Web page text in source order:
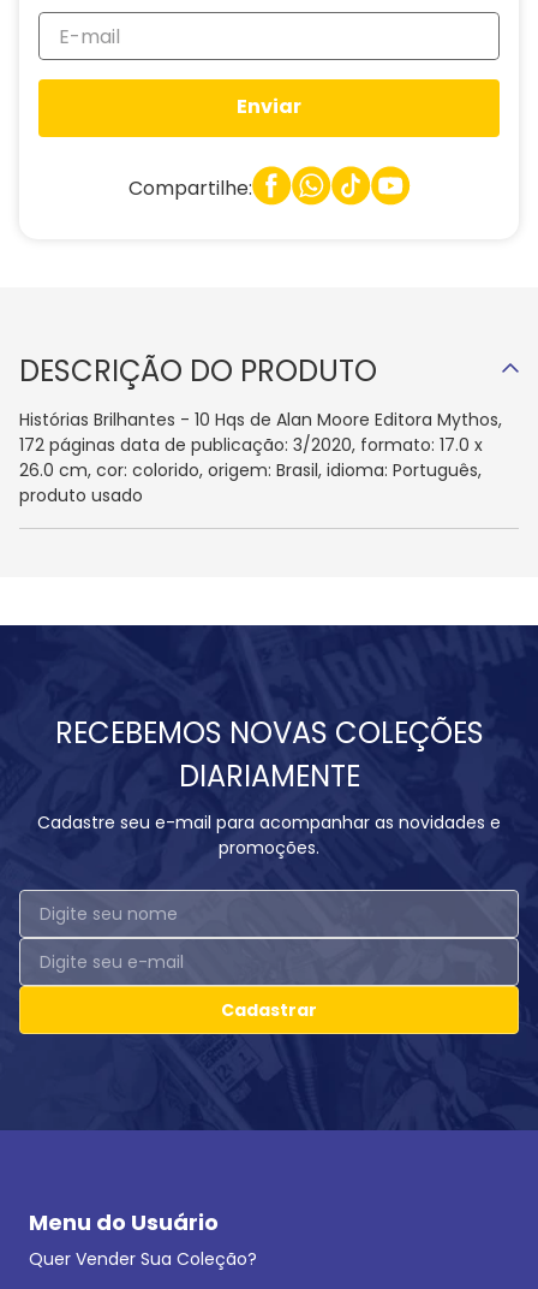
Enviar
Compartilhe:
DESCRIÇÃO DO PRODUTO
Histórias Brilhantes - 10 Hqs de Alan Moore Editora Mythos,
172 páginas data de publicação: 3/2020, formato: 17.0 x
26.0 cm, cor: colorido, origem: Brasil, idioma: Português,
produto usado
RECEBEMOS NOVAS COLEÇÕES
DIARIAMENTE
Cadastre seu e-mail para acompanhar as novidades e
promoções.
Cadastrar
Menu do Usuário
Quer Vender Sua Coleção?